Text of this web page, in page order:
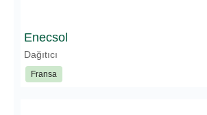
Enecsol
Dağıtıcı
Fransa